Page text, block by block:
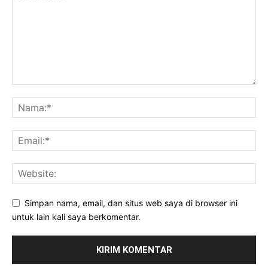
Simpan nama, email, dan situs web saya di browser ini
untuk lain kali saya berkomentar.